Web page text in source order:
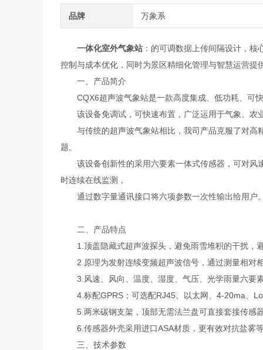
品牌 万象系
一体化室外气象站：的可调数据上传间隔设计，核
控制与成本优化，同时为景区精细化管理与智慧运营提
一、产品简介
CQX6超声波气象站是一款高度集成、低功耗、可
该设备免调试，可快速布置，广泛运用于气象、农
与传统的超声波气象站相比，我司产品克服了对高
题。
该设备创新性的采用六要素一体式传感器，可对风
时连续在线监测，
通过数字量通讯接口将六项参数一次性输出给用户
二、产品特点
1.顶盖隐藏式超声波探头，避免雨雪堆积的干扰，
2.原理为发射连续变频超声波信号，通过测量相对
3.风速、风向、温度、湿度、气压、光学雨量六要
4.标配GPRS；可选配RJ45、以太网、4-20ma、
5.两米碳钢支架，顶部无需法兰盘可直接套接传感
6.传感器外壳采用进口ASA材质，更有效对抗盐雾
三、技术参数